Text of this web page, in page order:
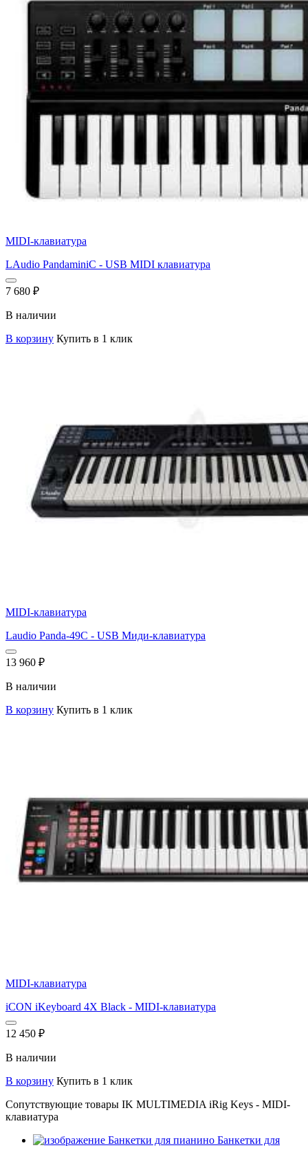
MIDI-клавиатура
LAudio PandaminiC - USB MIDI клавиатура
7 680 ₽
В наличии
В корзину Купить в 1 клик
MIDI-клавиатура
Laudio Panda-49C - USB Миди-клавиатура
13 960 ₽
В наличии
В корзину Купить в 1 клик
MIDI-клавиатура
iCON iKeyboard 4X Black - MIDI-клавиатура
12 450 ₽
В наличии
В корзину Купить в 1 клик
Сопутствующие товары IK MULTIMEDIA iRig Keys - MIDI-
клавиатура
Банкетки для